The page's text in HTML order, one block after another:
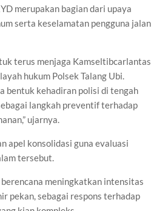
merupakan bagian dari upaya
serta keselamatan pengguna jalan
terus menjaga Kamseltibcarlantas
hukum Polsek Talang Ubi.
bentuk kehadiran polisi di tengah
langkah preventif terhadap
ujarnya.
apel konsolidasi guna evaluasi
tersebut.
berencana meningkatkan intensitas
pekan, sebagai respons terhadap